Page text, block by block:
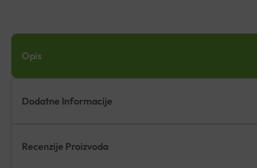
Opis
Dodatne Informacije
Recenzije Proizvoda